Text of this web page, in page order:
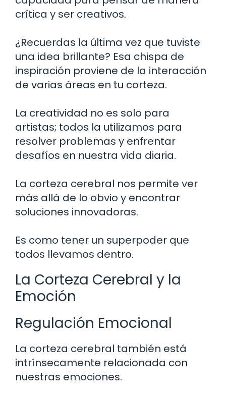
crítica y ser creativos.
¿Recuerdas la última vez que tuviste
una idea brillante? Esa chispa de
inspiración proviene de la interacción
de varias áreas en tu corteza.
La creatividad no es solo para
artistas; todos la utilizamos para
resolver problemas y enfrentar
desafíos en nuestra vida diaria.
La corteza cerebral nos permite ver
más allá de lo obvio y encontrar
soluciones innovadoras.
Es como tener un superpoder que
todos llevamos dentro.
La Corteza Cerebral y la
Emoción
Regulación Emocional
La corteza cerebral también está
intrínsecamente relacionada con
nuestras emociones.